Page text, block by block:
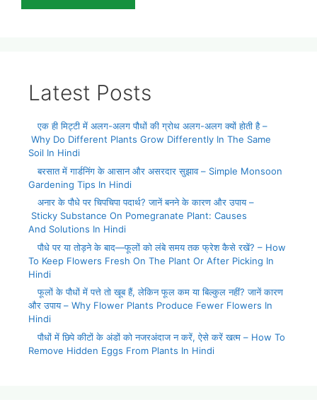
Latest Posts
एक ही मिट्टी में अलग-अलग पौधों की ग्रोथ अलग-अलग क्यों होती है –
Why Do Different Plants Grow Differently In The Same
Soil In Hindi
बरसात में गार्डनिंग के आसान और असरदार सुझाव – Simple Monsoon
Gardening Tips In Hindi
अनार के पौधे पर चिपचिपा पदार्थ? जानें बनने के कारण और उपाय –
Sticky Substance On Pomegranate Plant: Causes
And Solutions In Hindi
पौधे पर या तोड़ने के बाद—फूलों को लंबे समय तक फ्रेश कैसे रखें? – How
To Keep Flowers Fresh On The Plant Or After Picking In
Hindi
फूलों के पौधों में पत्ते तो खूब हैं, लेकिन फूल कम या बिल्कुल नहीं? जानें कारण
और उपाय – Why Flower Plants Produce Fewer Flowers In
Hindi
पौधों में छिपे कीटों के अंडों को नजरअंदाज न करें, ऐसे करें खत्म – How To
Remove Hidden Eggs From Plants In Hindi